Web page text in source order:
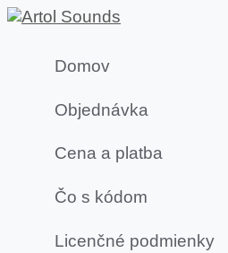
Domov
Objednávka
Cena a platba
Čo s kódom
Licenčné podmienky